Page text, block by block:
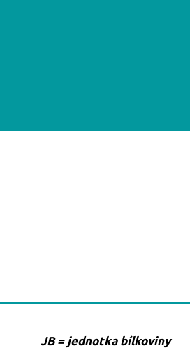
JB = jednotka bílkoviny